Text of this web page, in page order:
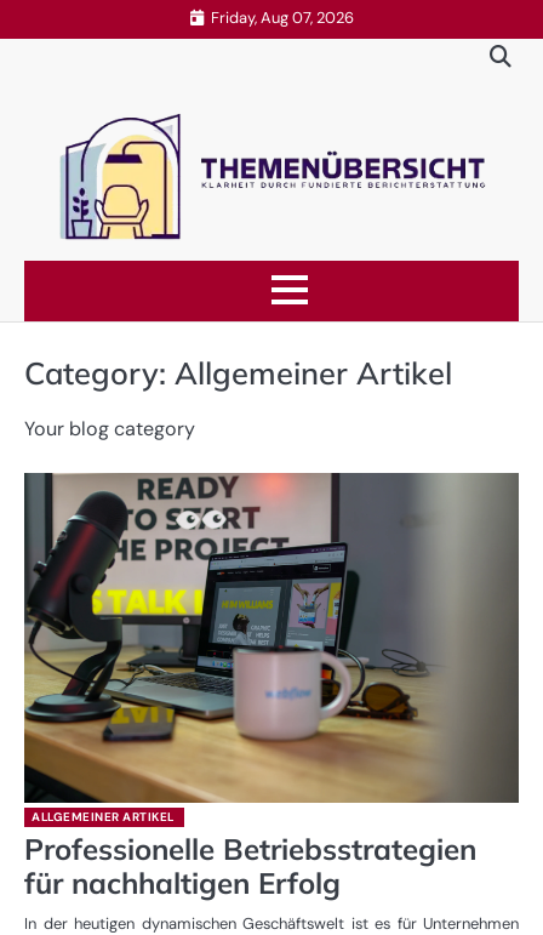
to
Friday, Aug 07, 2026
Category: Allgemeiner Artikel
Your blog category
ALLGEMEINER ARTIKEL
Professionelle Betriebsstrategien
für nachhaltigen Erfolg
In der heutigen dynamischen Geschäftswelt ist es für Unternehmen